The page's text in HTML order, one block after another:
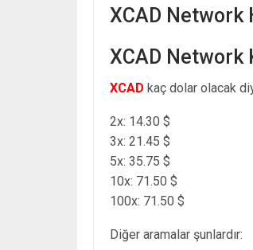
XCAD Network
XCAD Network
XCAD kaç dolar olacak
2x: 14.30 $
3x: 21.45 $
5x: 35.75 $
10x: 71.50 $
100x: 71.50 $
Diğer aramalar şunlardır: